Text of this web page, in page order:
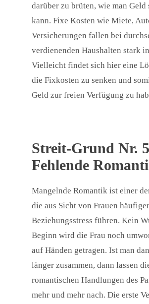
darüber zu brüten, wie man Geld
kann. Fixe Kosten wie Miete,
Versicherungen fallen bei
verdienenden Haushalten stark
Vielleicht findet sich hier eine
die Fixkosten zu senken und
Geld zur freien Verfügung zu
Streit-Grund Nr.
Fehlende
Mangelnde Romantik ist einer
die aus Sicht von Frauen
Beziehungsstress führen. Kein
Beginn wird die Frau noch
auf Händen getragen. Ist man
länger zusammen, dann lassen
romantischen Handlungen des
mehr und mehr nach. Die erste